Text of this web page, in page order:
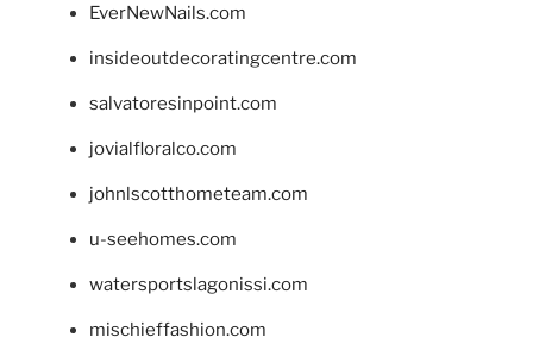
EverNewNails.com
insideoutdecoratingcentre.com
salvatoresinpoint.com
jovialfloralco.com
johnlscotthometeam.com
u-seehomes.com
watersportslagonissi.com
mischieffashion.com